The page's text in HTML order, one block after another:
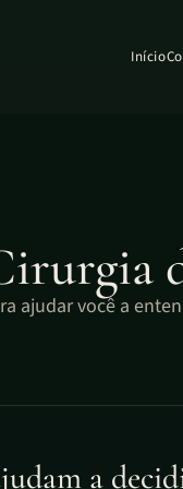
Início
ajudar você a
a